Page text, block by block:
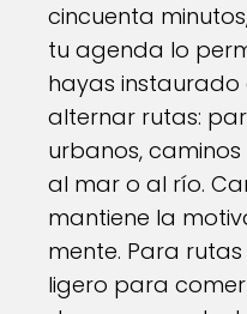
cincuenta
tu agenda lo
hayas instaurado
alternar rutas:
urbanos,
al mar o al río.
mantiene la
mente. Para
ligero para